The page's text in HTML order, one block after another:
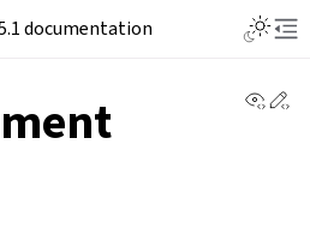
documentation